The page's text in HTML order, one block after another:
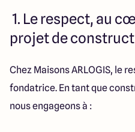
1. Le respect, au
projet de
Chez Maisons ARLOGIS, le
fondatrice. En tant que
nous engageons à :